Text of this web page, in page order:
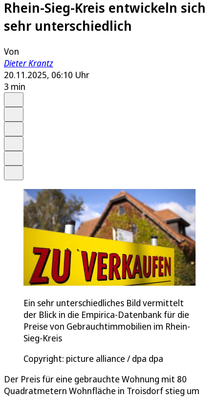
Rhein-Sieg-Kreis entwickeln sich
sehr unterschiedlich
Von
Dieter Krantz
20.11.2025, 06:10 Uhr
3 min
Ein sehr unterschiedliches Bild vermittelt
der Blick in die Empirica-Datenbank für die
Preise von Gebrauchtimmobilien im Rhein-
Sieg-Kreis
Copyright: picture alliance / dpa dpa
Der Preis für eine gebrauchte Wohnung mit 80
Quadratmetern Wohnfläche in Troisdorf stieg um